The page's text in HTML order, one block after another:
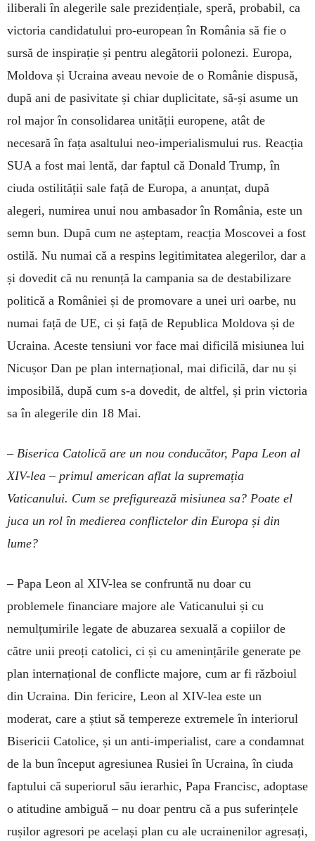
iliberali în alegerile sale prezidențiale, speră, probabil, ca
victoria candidatului pro-european în România să fie o
sursă de inspirație și pentru alegătorii polonezi. Europa,
Moldova și Ucraina aveau nevoie de o Românie dispusă,
după ani de pasivitate și chiar duplicitate, să-și asume un
rol major în consolidarea unității europene, atât de
necesară în fața asaltului neo-imperialismului rus. Reacția
SUA a fost mai lentă, dar faptul că Donald Trump, în
ciuda ostilității sale față de Europa, a anunțat, după
alegeri, numirea unui nou ambasador în România, este un
semn bun. După cum ne așteptam, reacția Moscovei a fost
ostilă. Nu numai că a respins legitimitatea alegerilor, dar a
și dovedit că nu renunță la campania sa de destabilizare
politică a României și de promovare a unei uri oarbe, nu
numai față de UE, ci și față de Republica Moldova și de
Ucraina. Aceste tensiuni vor face mai dificilă misiunea lui
Nicușor Dan pe plan internațional, mai dificilă, dar nu și
imposibilă, după cum s-a dovedit, de altfel, și prin victoria
sa în alegerile din 18 Mai.
– Biserica Catolică are un nou conducător, Papa Leon al
XIV-lea – primul american aflat la supremația
Vaticanului. Cum se prefigurează misiunea sa? Poate el
juca un rol în medierea conflictelor din Europa și din
lume?
– Papa Leon al XIV-lea se confruntă nu doar cu
problemele financiare majore ale Vaticanului și cu
nemulțumirile legate de abuzarea sexuală a copiilor de
către unii preoți catolici, ci și cu amenințările generate pe
plan internațional de conflicte majore, cum ar fi războiul
din Ucraina. Din fericire, Leon al XIV-lea este un
moderat, care a știut să tempereze extremele în interiorul
Bisericii Catolice, și un anti-imperialist, care a condamnat
de la bun început agresiunea Rusiei în Ucraina, în ciuda
faptului că superiorul său ierarhic, Papa Francisc, adoptase
o atitudine ambiguă – nu doar pentru că a pus suferințele
rușilor agresori pe același plan cu ale ucrainenilor agresați,